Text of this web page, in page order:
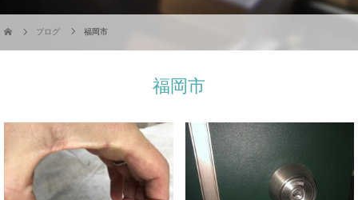
ブログ 福岡市
福岡市